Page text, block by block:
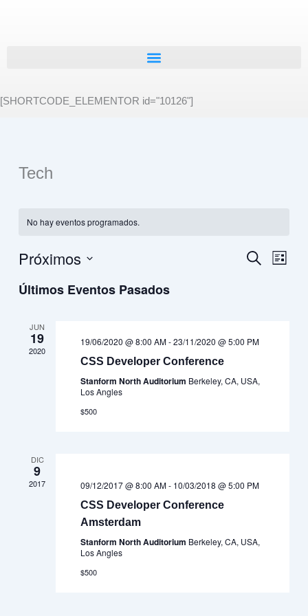
[SHORTCODE_ELEMENTOR id="10126"]
Tech
No hay eventos programados.
Navegación
de
Buscar
Lista
Próximos
la
Últimos Eventos Pasados
JUN
19
2020
19/06/2020 @ 8:00 AM-23/11/2020 @ 5:00 PM
CSS Developer Conference
Stanform North Auditorium Berkeley, CA, USA,
Los Angles
$500
DIC
9
2017 09/12/2017 @ 8:00 AM- 10/03/2018 @ 5:00 PM
CSS Developer Conference
Amsterdam
Stanform North Auditorium Berkeley, CA, USA,
Los Angles
$500